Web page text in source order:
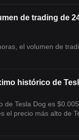
de trading de
el volumen de
histórico de
de Tesla Dog es
el precio más alto de